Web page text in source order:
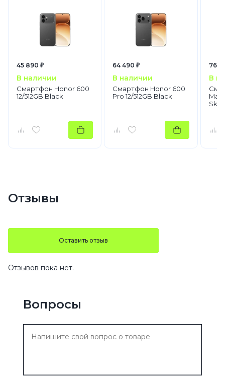
45 890 ₽
В наличии
Смартфон Honor 600
12/512GB Black
64 490 ₽
В наличии
Смартфон Honor 600
Pro 12/512GB Black
76
В
Sky
Отзывы
Оставить отзыв
Отзывов пока нет.
Вопросы